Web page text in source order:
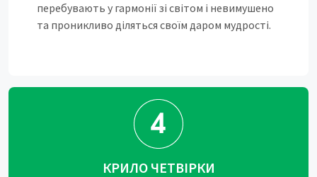
перебувають у гармонії зі світом і невимушено
та проникливо діляться своїм даром мудрості.
КРИЛО ЧЕТВІРКИ